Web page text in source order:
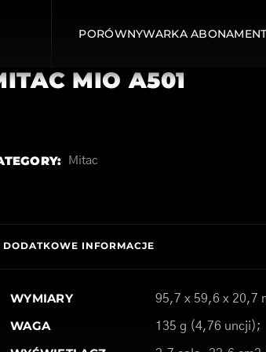
PORÓWNYWARKA
MIO A501
Mitac
DODATKOWE INFORMACJE
WYMIARY 95,7 x 59,6 x 20,7
WAGA 135 g (4,76 uncji);